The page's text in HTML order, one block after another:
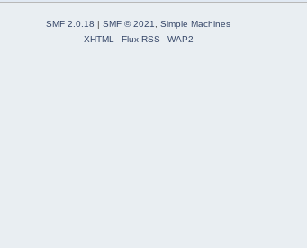
SMF 2.0.18 | SMF © 2021
Simple Machines
XHTML
Flux RSS WAP2